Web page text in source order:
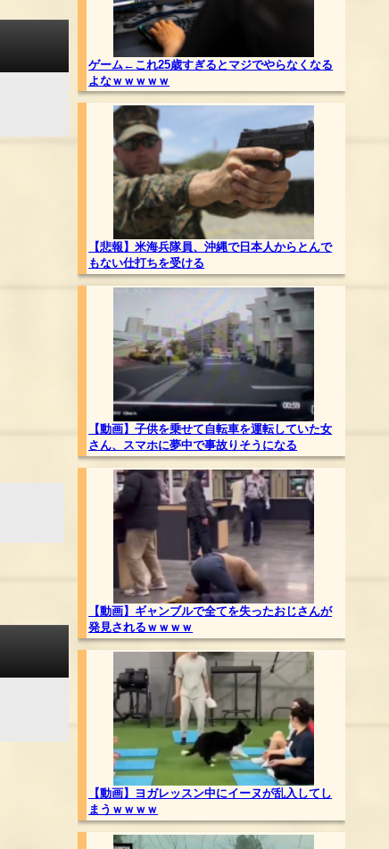
ゲーム←これ25歳すぎるとマジでやらなくなる
よなｗｗｗｗｗ
【悲報】米海兵隊員、沖縄で日本人からとんで
もない仕打ちを受ける
【動画】子供を乗せて自転車を運転していた女
さん、スマホに夢中で事故りそうになる
【動画】ギャンブルで全てを失ったおじさんが
発見されるｗｗｗｗ
【動画】ヨガレッスン中にイーヌが乱入してし
まうｗｗｗｗ